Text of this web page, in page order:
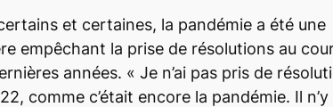
et certaines, la pandémie a été une
empêchant la prise de résolutions au
années. « Je n’ai pas pris de
comme c’était encore la pandémie. Il n’y